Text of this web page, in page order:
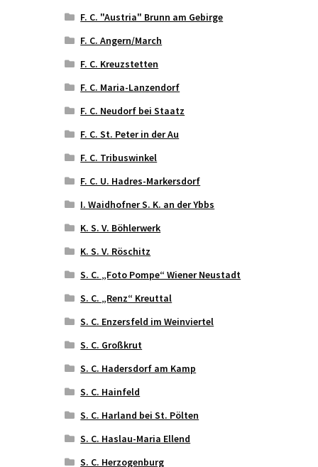
F. C. "Austria" Brunn am Gebirge
F. C. Angern/March
F. C. Kreuzstetten
F. C. Maria-Lanzendorf
F. C. Neudorf bei Staatz
F. C. St. Peter in der Au
F. C. Tribuswinkel
F. C. U. Hadres-Markersdorf
I. Waidhofner S. K. an der Ybbs
K. S. V. Böhlerwerk
K. S. V. Röschitz
S. C. „Foto Pompe“ Wiener Neustadt
S. C. „Renz“ Kreuttal
S. C. Enzersfeld im Weinviertel
S. C. Großkrut
S. C. Hadersdorf am Kamp
S. C. Hainfeld
S. C. Harland bei St. Pölten
S. C. Haslau-Maria Ellend
S. C. Herzogenburg